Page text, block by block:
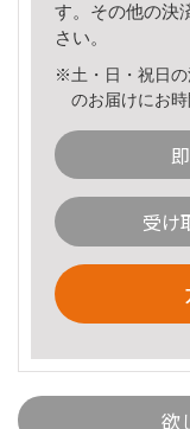
す。その他の決
さい。
※土・日・祝日の
のお届けにお
受け
欲